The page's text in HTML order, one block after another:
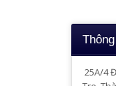
25A/4